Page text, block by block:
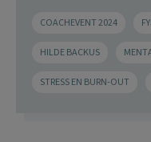
COACHEVENT 2024
HILDE BACKUS
STRESS EN BURN-OUT